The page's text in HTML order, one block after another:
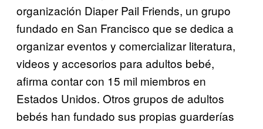
organización Diaper Pail Friends, un grupo
fundado en San Francisco que se dedica a
organizar eventos y comercializar literatura,
videos y accesorios para adultos bebé,
afirma contar con 15 mil miembros en
Estados Unidos. Otros grupos de adultos
bebés han fundado sus propias guarderías